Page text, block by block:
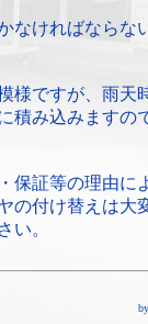
なければならな
様ですが、雨天
積み込みますの
保証等の理由に
の付け替えは大
い。